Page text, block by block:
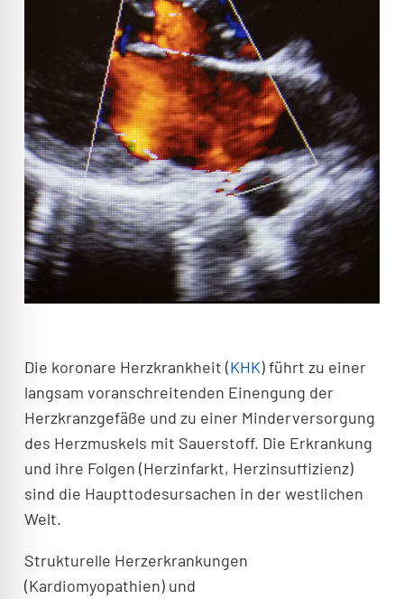
Die koronare Herzkrankheit (KHK) führt zu einer
langsam voranschreitenden Einengung der
Herzkranzgefäße und zu einer Minderversorgung
des Herzmuskels mit Sauerstoff. Die Erkrankung
und ihre Folgen (Herzinfarkt, Herzinsuffizienz)
sind die Haupttodesursachen in der westlichen
Welt.
Strukturelle Herzerkrankungen
(Kardiomyopathien) und